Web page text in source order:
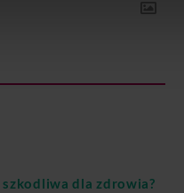
szkodliwa dla zdrowia?